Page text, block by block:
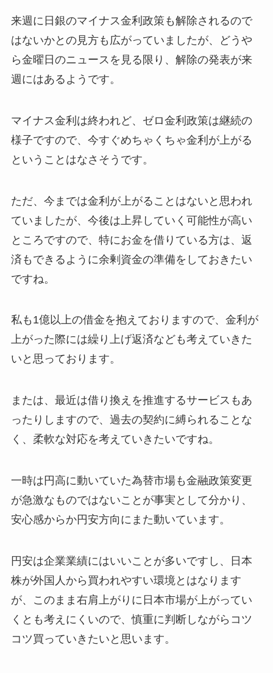
来週に日銀のマイナス金利政策も解除されるので
はないかとの見方も広がっていましたが、どうや
ら金曜日のニュースを見る限り、解除の発表が来
週にはあるようです。
マイナス金利は終われど、ゼロ金利政策は継続の
様子ですので、今すぐめちゃくちゃ金利が上がる
ということはなさそうです。
ただ、今までは金利が上がることはないと思われ
ていましたが、今後は上昇していく可能性が高い
ところですので、特にお金を借りている方は、返
済もできるように余剰資金の準備をしておきたい
ですね。
私も1億以上の借金を抱えておりますので、金利が
上がった際には繰り上げ返済なども考えていきた
いと思っております。
または、最近は借り換えを推進するサービスもあ
ったりしますので、過去の契約に縛られることな
く、柔軟な対応を考えていきたいですね。
一時は円高に動いていた為替市場も金融政策変更
が急激なものではないことが事実として分かり、
安心感からか円安方向にまた動いています。
円安は企業業績にはいいことが多いですし、日本
株が外国人から買われやすい環境とはなります
が、このまま右肩上がりに日本市場が上がってい
くとも考えにくいので、慎重に判断しながらコツ
コツ買っていきたいと思います。